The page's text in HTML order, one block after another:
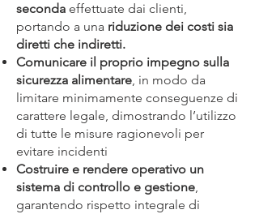
seconda effettuate dai clienti,
portando a una riduzione dei costi sia
diretti che indiretti.
Comunicare il proprio impegno sulla
sicurezza alimentare, in modo da
limitare minimamente conseguenze di
carattere legale, dimostrando l’utilizzo
di tutte le misure ragionevoli per
evitare incidenti
Costruire e rendere operativo un
sistema di controllo e gestione,
garantendo rispetto integrale di